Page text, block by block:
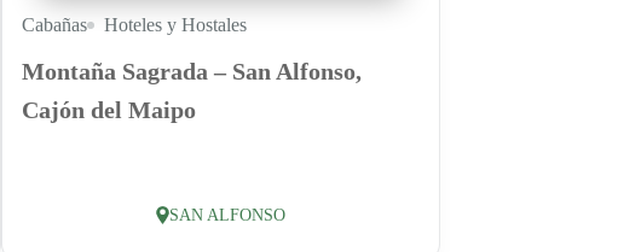
Cabañas Hoteles y Hostales
Montaña Sagrada – San Alfonso,
Cajón del Maipo
SAN ALFONSO